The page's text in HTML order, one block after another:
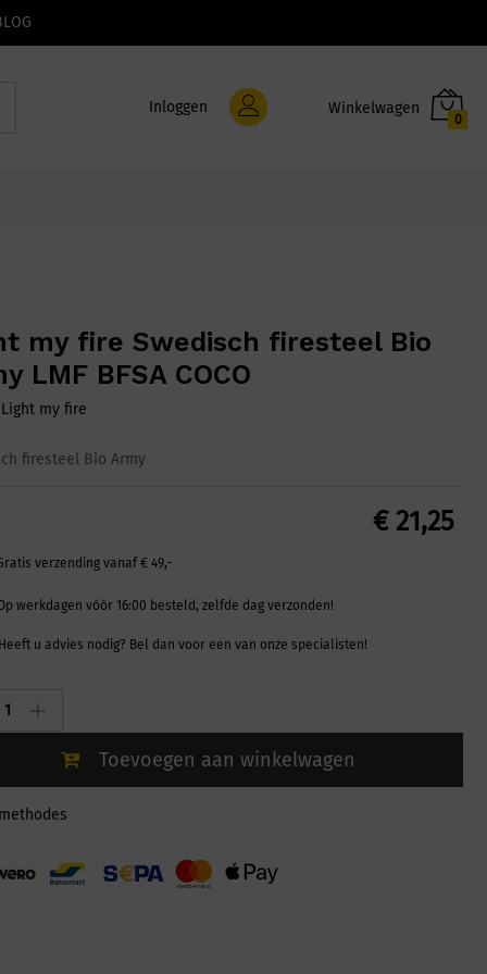
Inloggen
0
my fire Swedisch firesteel Bio
LMF BFSA COCO
Light my fire
firesteel Bio Army
€21,25
verzending vanaf € 49,-
werkdagen vóór 16:00 besteld, zelfde dag verzonden!
u advies nodig? Bel dan voor een van onze specialisten!
Toevoegen aan winkelwagen